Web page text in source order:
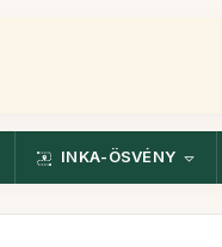
INKA-ÖSVÉNY